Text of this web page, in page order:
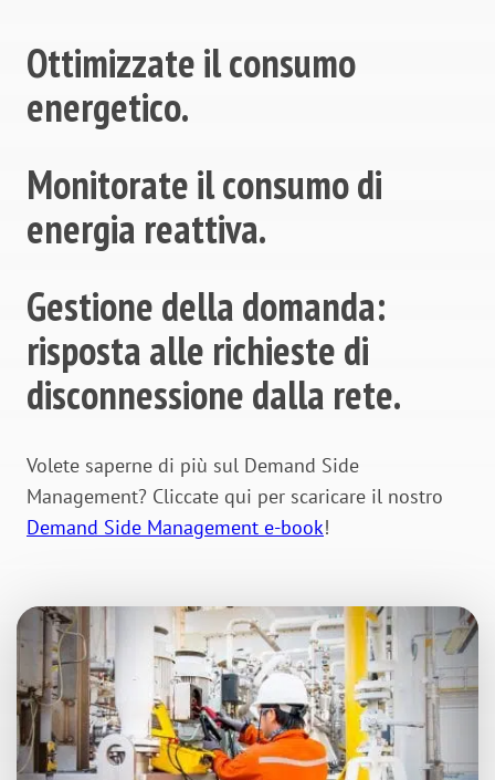
Ottimizzate il consumo
energetico.
Monitorate il consumo di
energia reattiva.
Gestione della domanda:
risposta alle richieste di
disconnessione dalla rete.
Volete saperne di più sul Demand Side
Management? Cliccate qui per scaricare il nostro
Demand Side Management e-book!